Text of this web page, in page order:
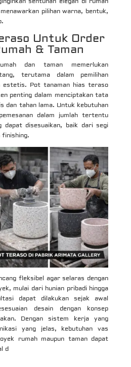
pilihan warna, bentuk,
Untuk Order
& Taman
dan taman memerlukan
terutama dalam pemilihan
estetis. Pot tanaman hias teraso
penting dalam menciptakan tata
dan tahan lama. Untuk kebutuhan
dalam jumlah tertentu
dapat disesuaikan, baik dari segi
finishing.
fleksibel agar selaras dengan
mulai dari hunian pribadi hingga
dapat dilakukan sejak awal
desain dengan konsep
Dengan sistem kerja yang
yang jelas, kebutuhan vas
rumah maupun taman dapat
d